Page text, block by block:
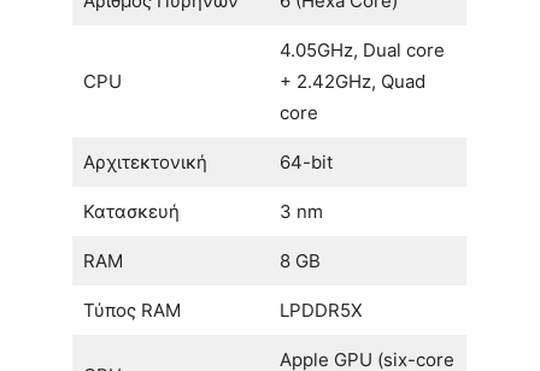
CPU
4.05GHz, Dual core
+ 2.42GHz, Quad
core
Αρχιτεκτονική 64-bit
Κατασκευή 3 nm
RAM 8 GB
Τύπος RAM LPDDR5X
Apple GPU (six-core